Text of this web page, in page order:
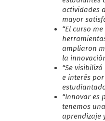
actividades
mayor
“El curso
ampliaron
la
“Se
e interés
“Innovar es
tenemos
aprendizaje